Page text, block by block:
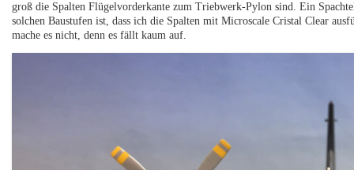
groß die Spalten Flügelvorderkante zum Triebwerk-Pylon sind. Ein
solchen Baustufen ist, dass ich die Spalten mit Microscale Cristal Clear
mache es nicht, denn es fällt kaum auf.